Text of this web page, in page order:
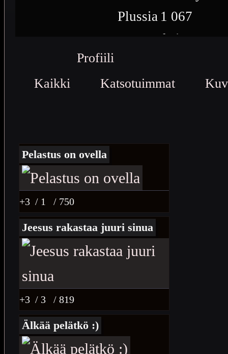
Plussia 1 067
Saavutuksia
Profiili
Kaikki
Katsotuimmat
Pelastus on ovella
+3 / 1 / 750
Jeesus rakastaa juuri sinua
+3 / 3 / 819
Älkää pelätkö :)